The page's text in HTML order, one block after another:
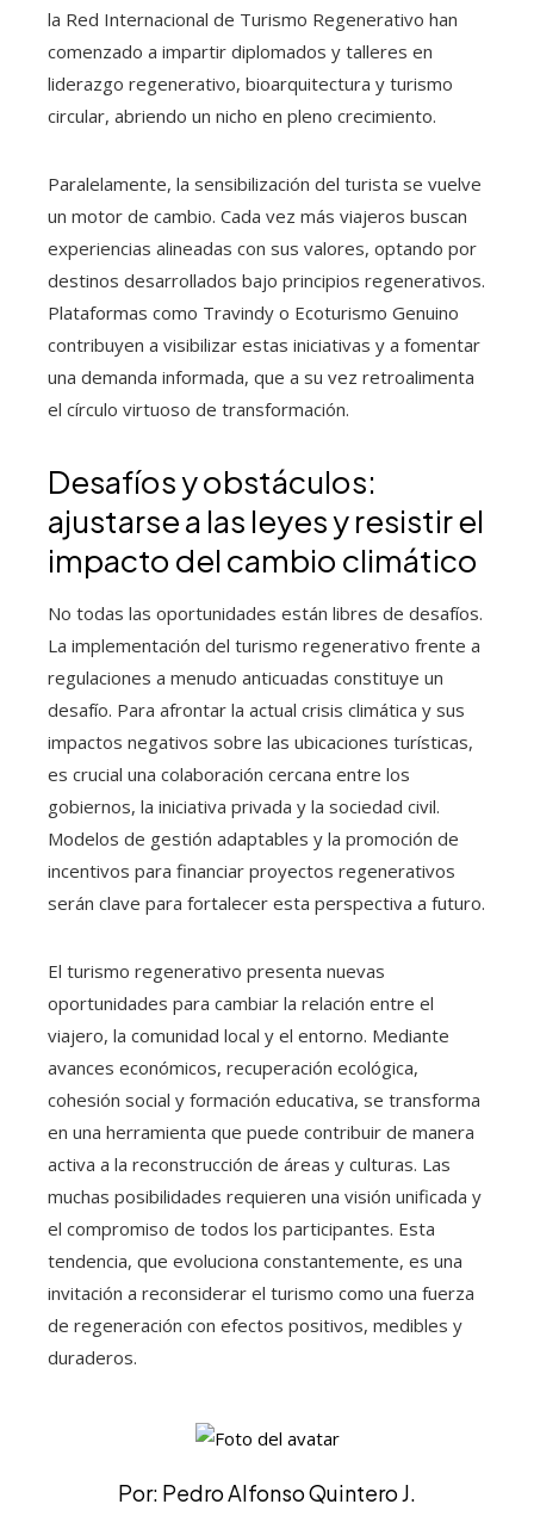
la Red Internacional de Turismo Regenerativo han
comenzado a impartir diplomados y talleres en
liderazgo regenerativo, bioarquitectura y turismo
circular, abriendo un nicho en pleno crecimiento.
Paralelamente, la sensibilización del turista se vuelve
un motor de cambio. Cada vez más viajeros buscan
experiencias alineadas con sus valores, optando por
destinos desarrollados bajo principios regenerativos.
Plataformas como Travindy o Ecoturismo Genuino
contribuyen a visibilizar estas iniciativas y a fomentar
una demanda informada, que a su vez retroalimenta
el círculo virtuoso de transformación.
Desafíos y obstáculos:
ajustarse a las leyes y resistir el
impacto del cambio climático
No todas las oportunidades están libres de desafíos.
La implementación del turismo regenerativo frente a
regulaciones a menudo anticuadas constituye un
desafío. Para afrontar la actual crisis climática y sus
impactos negativos sobre las ubicaciones turísticas,
es crucial una colaboración cercana entre los
gobiernos, la iniciativa privada y la sociedad civil.
Modelos de gestión adaptables y la promoción de
incentivos para financiar proyectos regenerativos
serán clave para fortalecer esta perspectiva a futuro.
El turismo regenerativo presenta nuevas
oportunidades para cambiar la relación entre el
viajero, la comunidad local y el entorno. Mediante
avances económicos, recuperación ecológica,
cohesión social y formación educativa, se transforma
en una herramienta que puede contribuir de manera
activa a la reconstrucción de áreas y culturas. Las
muchas posibilidades requieren una visión unificada y
el compromiso de todos los participantes. Esta
tendencia, que evoluciona constantemente, es una
invitación a reconsiderar el turismo como una fuerza
de regeneración con efectos positivos, medibles y
duraderos.
Por: Pedro Alfonso Quintero J.